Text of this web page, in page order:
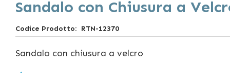
Sandalo con Chiusura a
Codice Prodotto RTN-12370
Sandalo con chiusura a velcro